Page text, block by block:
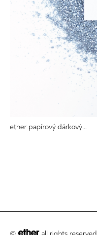
ether papírový dárkový...
© all rights reserved